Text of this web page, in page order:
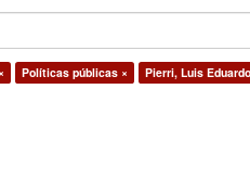
Políticas públicas × Pierri, Luis